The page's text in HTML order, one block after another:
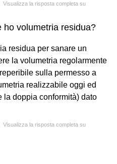
Visualizza la risposta completa su
ho volumetria residua?
residua per sanare un
la volumetria regolarmente
sulla permesso a
realizzabile oggi ed
la doppia conformità) dato
Visualizza la risposta completa su